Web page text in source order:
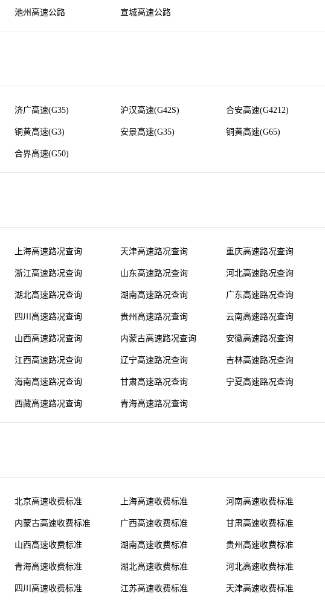
池州高速公路 宣城高速公路
济广高速(G35) 沪汉高速(G42S) 合安高速(G4212)
铜黄高速(G3) 安景高速(G35) 铜黄高速(G65)
合界高速(G50)
上海高速路况查询 天津高速路况查询 重庆高速路况查询
浙江高速路况查询 山东高速路况查询 河北高速路况查询
湖北高速路况查询 湖南高速路况查询 广东高速路况查询
四川高速路况查询 贵州高速路况查询 云南高速路况查询
山西高速路况查询 内蒙古高速路况查询 安徽高速路况查询
江西高速路况查询 辽宁高速路况查询 吉林高速路况查询
海南高速路况查询 甘肃高速路况查询 宁夏高速路况查询
西藏高速路况查询 青海高速路况查询
北京高速收费标准 上海高速收费标准 河南高速收费标准
内蒙古高速收费标准 广西高速收费标准 甘肃高速收费标准
山西高速收费标准 湖南高速收费标准 贵州高速收费标准
青海高速收费标准 湖北高速收费标准 河北高速收费标准
四川高速收费标准 江苏高速收费标准 天津高速收费标准